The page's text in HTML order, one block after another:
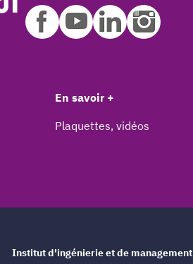
En savoir +
Plaquettes, vidéos
Institut d'ingénierie et de management